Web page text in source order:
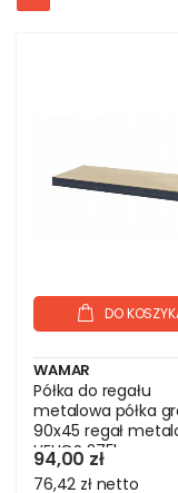
DO
WAMAR
Półka do regału
metalowa półka
90x45 regał
HELIOS 275kg
94,00 zł
76,42 zł netto